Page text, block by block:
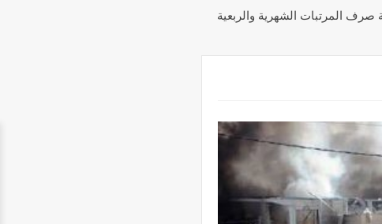
صرف المرتبات الشهرية والربعية